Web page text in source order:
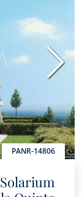
PANR-14806